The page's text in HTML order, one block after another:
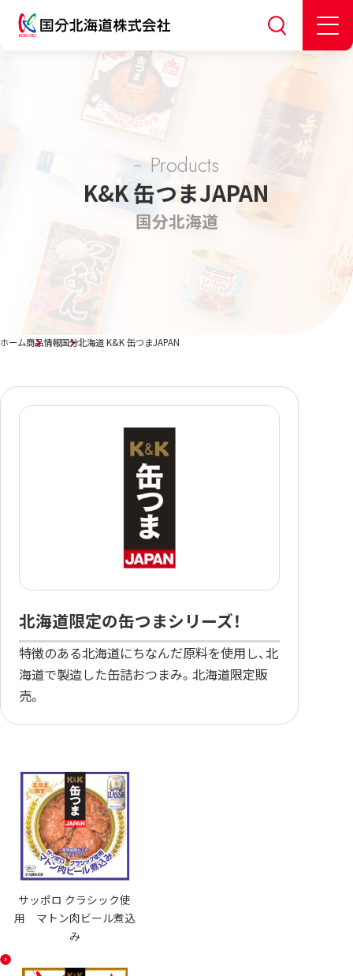
Products
K&K 缶つまJAPAN
国分北海道
ホーム商品情報国分北海道 K&K 缶つまJAPAN
北海道限定の缶つまシリーズ！
特徴のある北海道にちなんだ原料を使用し、北
海道で製造した缶詰おつまみ。北海道限定販
売。
サッポロ クラシック使
用 マトン肉ビール煮込
み